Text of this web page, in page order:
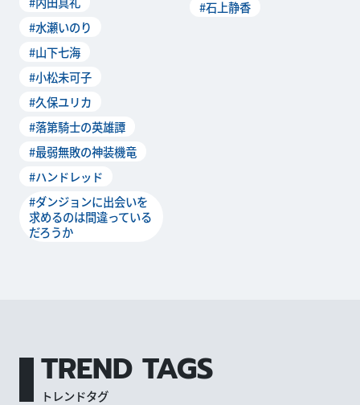
#水瀬いのり
#山下七海
#小松未可子
#久保ユリカ
#落第騎士の英雄譚
#最弱無敗の神装機竜
#ハンドレッド
#ダンジョンに出会いを
求めるのは間違っている
だろうか
#石上静香
TREND TAGS
トレンドタグ